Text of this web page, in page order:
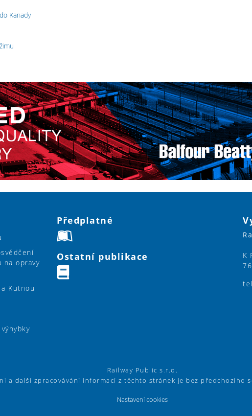
Kanady
na opravy
Kutnou
Předplatné
Ostatní publikace
K
Railway Public s.r.o.
a další zpracovávání informací z těchto stránek je bez předchozího
Nastavení cookies